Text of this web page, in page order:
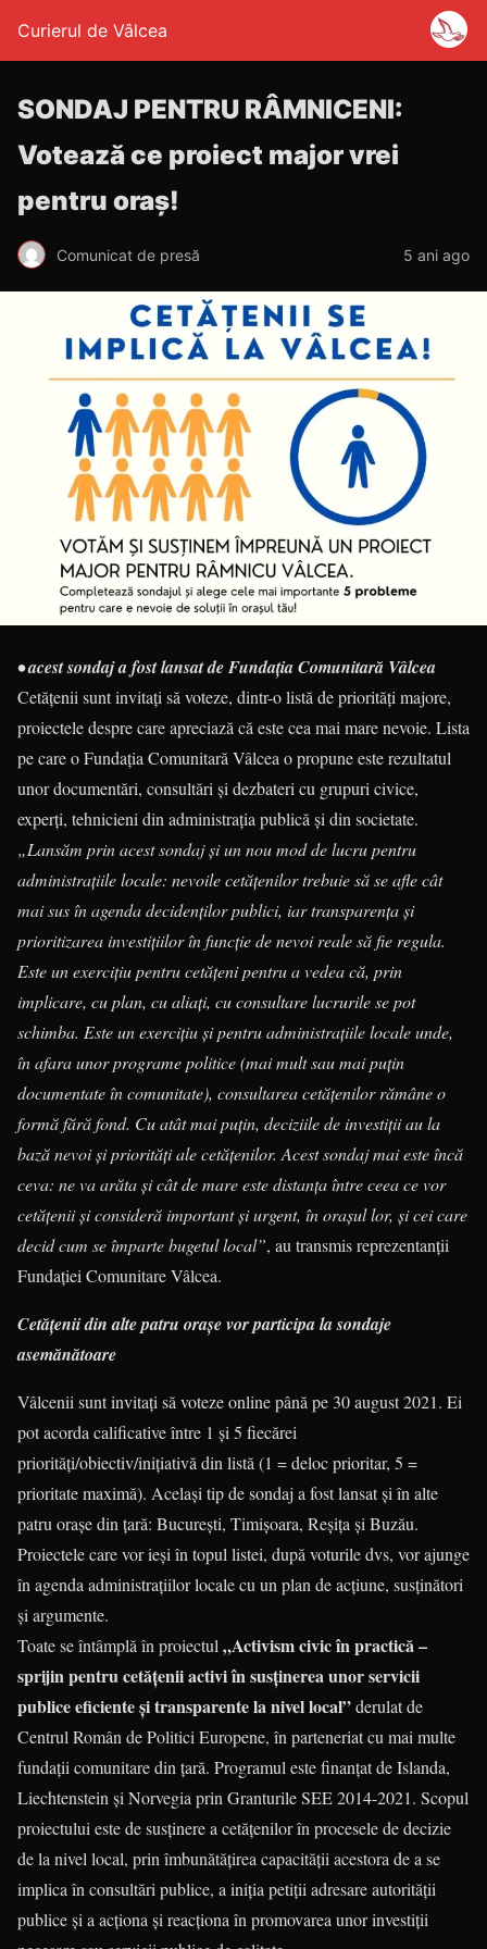
Curierul de Vâlcea
SONDAJ PENTRU RÂMNICENI:
Votează ce proiect major vrei
pentru oraș!
Comunicat de presă 5 ani ago
• acest sondaj a fost lansat de Fundația Comunitară Vâlcea
Cetățenii sunt invitați să voteze, dintr-o listă de priorități majore,
proiectele despre care apreciază că este cea mai mare nevoie. Lista
pe care o Fundația Comunitară Vâlcea o propune este rezultatul
unor documentări, consultări și dezbateri cu grupuri civice,
experți, tehnicieni din administrația publică și din societate.
„Lansăm prin acest sondaj și un nou mod de lucru pentru
administrațiile locale: nevoile cetățenilor trebuie să se afle cât
mai sus în agenda decidenților publici, iar transparența și
prioritizarea investițiilor în funcție de nevoi reale să fie regula.
Este un exercițiu pentru cetățeni pentru a vedea că, prin
implicare, cu plan, cu aliați, cu consultare lucrurile se pot
schimba. Este un exercițiu și pentru administrațiile locale unde,
în afara unor programe politice (mai mult sau mai puțin
documentate în comunitate), consultarea cetățenilor rămâne o
formă fără fond. Cu atât mai puțin, deciziile de investiții au la
bază nevoi și priorități ale cetățenilor. Acest sondaj mai este încă
ceva: ne va arăta și cât de mare este distanța între ceea ce vor
cetățenii și consideră important și urgent, în orașul lor, și cei care
decid cum se împarte bugetul local”, au transmis reprezentanții
Fundației Comunitare Vâlcea.
Cetățenii din alte patru orașe vor participa la sondaje
asemănătoare
Vâlcenii sunt invitați să voteze online până pe 30 august 2021. Ei
pot acorda calificative între 1 și 5 fiecărei
priorități/obiectiv/inițiativă din listă (1 = deloc prioritar, 5 =
prioritate maximă). Același tip de sondaj a fost lansat și în alte
patru orașe din țară: București, Timișoara, Reșița și Buzău.
Proiectele care vor ieși în topul listei, după voturile dvs, vor ajunge
în agenda administrațiilor locale cu un plan de acțiune, susținători
și argumente.
Toate se întâmplă în proiectul „Activism civic în practică –
sprijin pentru cetățenii activi în susținerea unor servicii
publice eficiente și transparente la nivel local”derulat de
Centrul Român de Politici Europene, în parteneriat cu mai multe
fundații comunitare din țară. Programul este finanțat de Islanda,
Liechtenstein și Norvegia prin Granturile SEE 2014-2021. Scopul
proiectului este de susținere a cetățenilor în procesele de decizie
de la nivel local, prin îmbunătățirea capacității acestora de a se
implica în consultări publice, a iniția petiții adresare autorității
publice și a acționa și reacționa în promovarea unor investiții